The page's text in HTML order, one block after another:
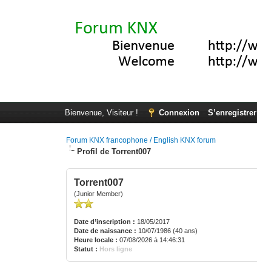
Bienvenue, Visiteur ! Connexion S’enregistrer
Forum KNX francophone / English KNX forum
Profil de Torrent007
Torrent007
(Junior Member)
Date d’inscription : 18/05/2017
Date de naissance : 10/07/1986 (40 ans)
Heure locale : 07/08/2026 à 14:46:31
Statut : Hors ligne